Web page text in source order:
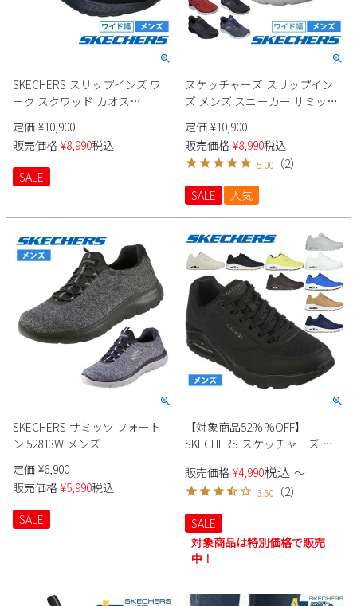
SKECHERS スリップインズ ワ
ーク スクワッド カオス
200254W メンズ
定価 ¥10,900
販売価格 ¥8,990税込
SALE
スケッチャーズ スリップイン
ズ メンズ スニーカー サミッツ
キー ペース 232469W
SKECHERS Slip-ins Summits -
Key Pace 靴 ワイド幅 幅広
定価 ¥10,900
販売価格 ¥8,990税込
5.00 （2）
SALE
人気
SKECHERS サミッツ フォート
ン 52813W メンズ
定価 ¥6,900
販売価格 ¥5,990税込
SALE
【対象商品52%%OFF】
SKECHERS スケッチャーズ ス
52458 ブラック ホワイト タン
ストーン 厚底 ウノ スタンド オ
ン エア
販売価格 ¥4,990税込 〜
3.50 （2）
SALE
対象商品は特別価格で販売
中！